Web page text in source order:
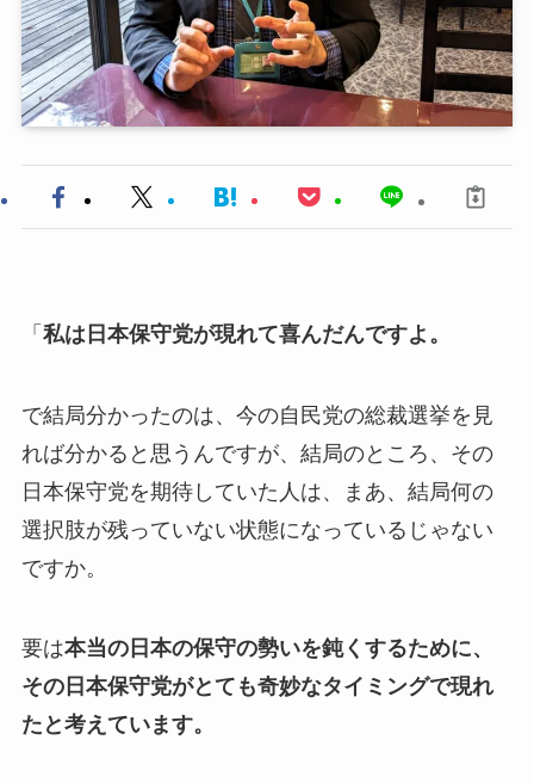
「 私は日本保守党が現れて喜んだんですよ。
で結局分かったのは、今の自民党の総裁選挙を見
れば分かると思うんですが、結局のところ、その
日本保守党を期待していた人は、まあ、結局何の
選択肢が残っていない状態になっているじゃない
ですか。
要は本当の日本の保守の勢いを鈍くするために、
その日本保守党がとても奇妙なタイミングで現れ
たと考えています。